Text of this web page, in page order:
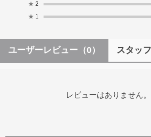
★ 2
★ 1
ユーザーレビュー （0） スタッ
レビューはありません。